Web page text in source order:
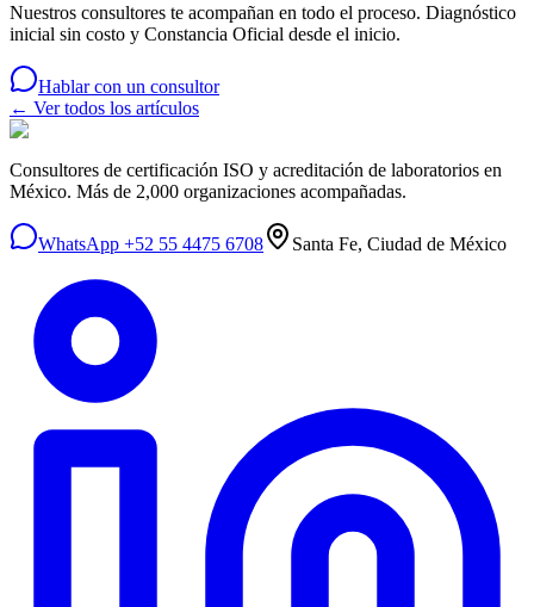
Nuestros consultores te acompañan en todo el proceso. Diagnóstico
inicial sin costo y Constancia Oficial desde el inicio.
Hablar con un consultor
← Ver todos los artículos
Consultores de certificación ISO y acreditación de laboratorios en
México. Más de 2,000 organizaciones acompañadas.
WhatsApp +52 55 4475 6708 Santa Fe, Ciudad de México